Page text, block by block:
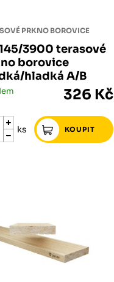
PRKNO BOROVICE
3900 terasové
borovice
hladká A/B
326 Kč
ks